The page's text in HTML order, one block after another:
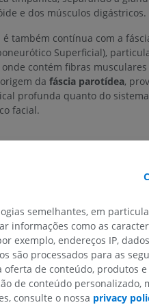
e dos músculos digástricos.
também contínua com a
Superficial),
contém fibras
da fáscia parotídea,
profunda quanto do sistema
facial.
(C2, C3) — um ramo do
trigêmeo, NC V3),
último constitui a principal
cápsula da parótida.
e clínica
a glândula parótida,
MEMBRO INFERIOR
semelhantes, em
informações como as
exemplo, endereços IP,
são processados para as
de conteúdo, produtos e
de conteúdo personalizado,
consulte o nossa privacy